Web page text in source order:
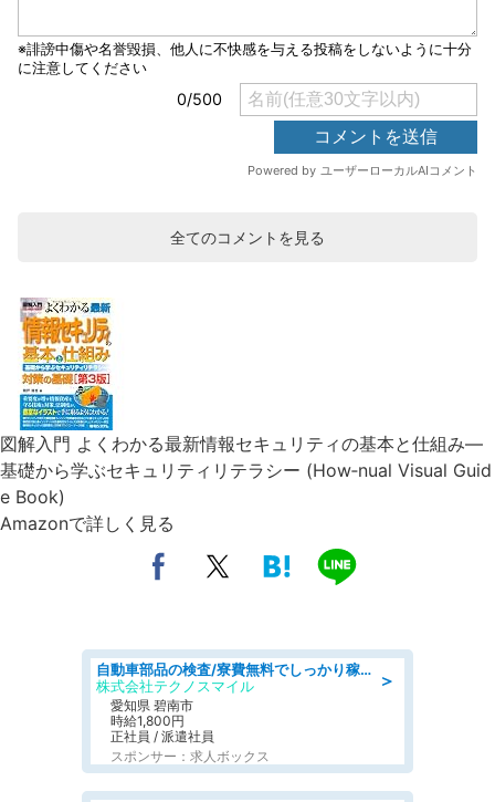
全てのコメントを見る
図解入門 よくわかる最新情報セキュリティの基本と仕組み―
基礎から学ぶセキュリティリテラシー (How‐nual Visual Guid
e Book)
Amazonで詳しく見る
＞
自動車部品の検査/寮費無料でしっかり稼げる denso aichi
株式会社テクノスマイル
愛知県 碧南市
時給1,800円
正社員 / 派遣社員
スポンサー：求人ボックス